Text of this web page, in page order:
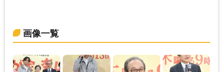
画像一覧